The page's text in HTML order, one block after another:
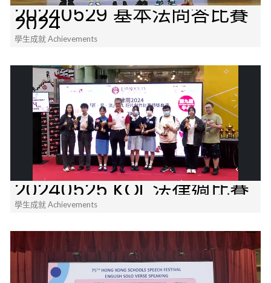
20240529 基本法問答比賽
2024
學生成就 Achievements
20240525 KOL 法律週比賽
學生成就 Achievements